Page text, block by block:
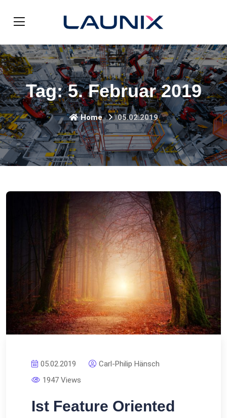
Tag:5. Februar 2019
Home 05.02.2019
05.02.2019
Carl-Philip Hänsch
1947 Views
Ist Feature Oriented